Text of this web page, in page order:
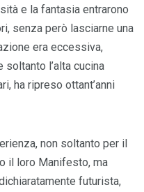
e la fantasia entrarono
senza però lasciarne una
era eccessiva,
soltanto l’alta cucina
ha ripreso ottant’anni
non soltanto per il
il loro Manifesto, ma
futurista,